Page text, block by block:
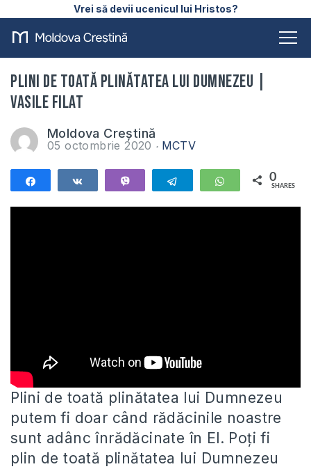
Vrei să devii ucenicul lui Hristos?
Plini de toată plinătatea lui Dumnezeu |
Vasile Filat
Moldova Creștină
05 octombrie 2020 MCTV
Telegram WhatsApp
0
SHARES
Plini de toată plinătatea lui Dumnezeu
putem fi doar când rădăcinile noastre
sunt adânc înrădăcinate în El. Poți fi
plin de toată plinătatea lui Dumnezeu